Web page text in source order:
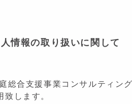
情報の取り扱いに関して
合支援事業コンサルティン
します。